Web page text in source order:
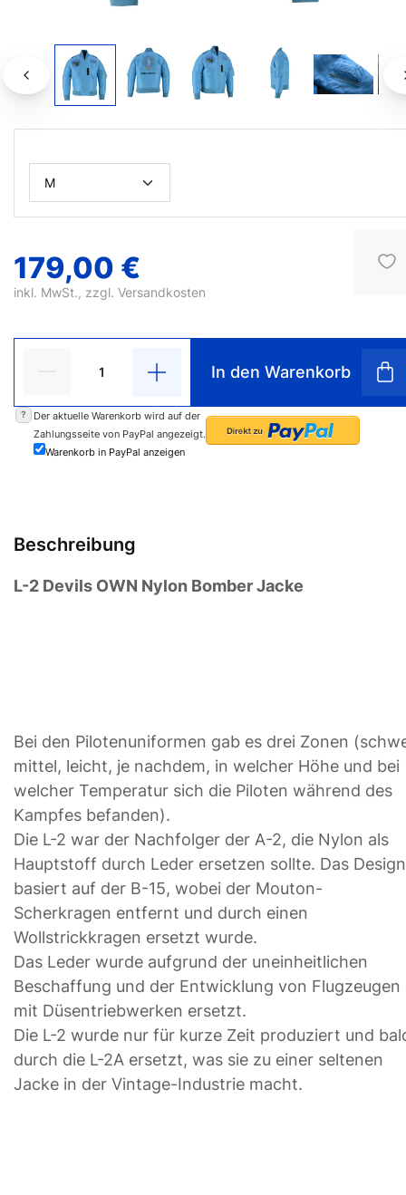
179,00 €
inkl. MwSt., zzgl. Versandkosten
In den Warenkorb
?
Der aktuelle Warenkorb wird auf der
Zahlungsseite von PayPal angezeigt.
Warenkorb in PayPal anzeigen
Beschreibung
L-2 Devils OWN Nylon Bomber Jacke
Bei den Pilotenuniformen gab es drei Zonen
mittel, leicht, je nachdem, in welcher Höhe und bei
welcher Temperatur sich die Piloten während des
Kampfes befanden).
Die L-2 war der Nachfolger der A-2, die Nylon als
Hauptstoff durch Leder ersetzen sollte. Das Design
basiert auf der B-15, wobei der Mouton-
Scherkragen entfernt und durch einen
Wollstrickkragen ersetzt wurde.
Das Leder wurde aufgrund der uneinheitlichen
Beschaffung und der Entwicklung von Flugzeugen
mit Düsentriebwerken ersetzt.
Die L-2 wurde nur für kurze Zeit produziert und
durch die L-2A ersetzt, was sie zu einer seltenen
Jacke in der Vintage-Industrie macht.